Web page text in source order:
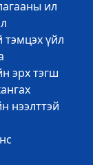
ил
тэмцэх үйл
эрх тэгш
нээлттэй